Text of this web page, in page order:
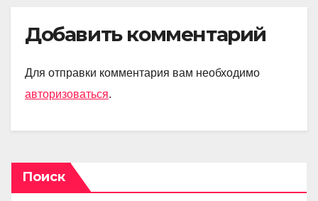
Добавить комментарий
Для отправки комментария вам необходимо
авторизоваться.
Поиск